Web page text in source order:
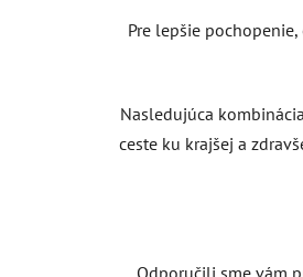
Pre lepšie
Nasledujúca
ceste ku krajšej a
Odporučili sme vám